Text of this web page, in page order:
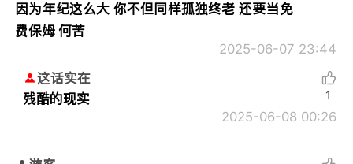
因为年纪这么大 你不但同样孤独终老 还要当免
费保姆 何苦
2025-06-07 23:44
这话实在
残酷的现实
2025-06-08 00:26
1